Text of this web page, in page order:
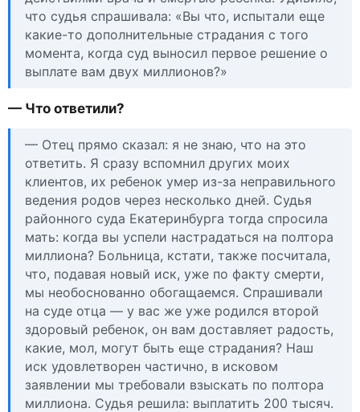
что судья спрашивала: «Вы что, испытали еще
какие-то дополнительные страдания с того
момента, когда суд выносил первое решение о
выплате вам двух миллионов?»
— Что ответили?
— Отец прямо сказал: я не знаю, что на это
ответить. Я сразу вспомнил других моих
клиентов, их ребенок умер из-за неправильного
ведения родов через несколько дней. Судья
районного суда Екатеринбурга тогда спросила
мать: когда вы успели настрадаться на полтора
миллиона? Больница, кстати, также посчитала,
что, подавая новый иск, уже по факту смерти,
мы необоснованно обогащаемся. Спрашивали
на суде отца — у вас же уже родился второй
здоровый ребенок, он вам доставляет радость,
какие, мол, могут быть еще страдания? Наш
иск удовлетворен частично, в исковом
заявлении мы требовали взыскать по полтора
миллиона. Судья решила: выплатить 200 тысяч.